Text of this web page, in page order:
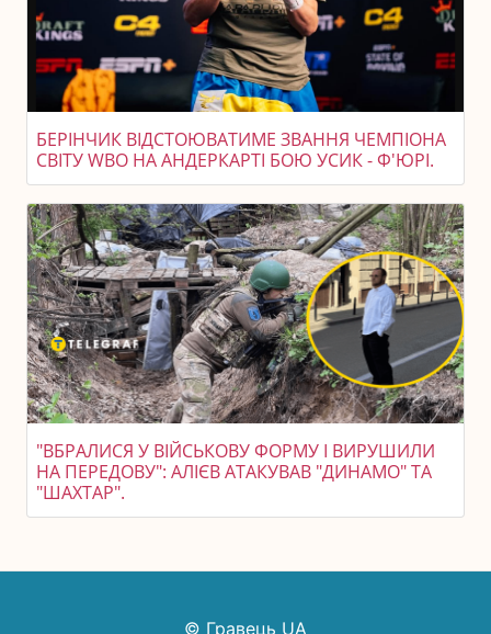
БЕРІНЧИК ВІДСТОЮВАТИМЕ ЗВАННЯ ЧЕМПІОНА
СВІТУ WBO НА АНДЕРКАРТІ БОЮ УСИК - Ф'ЮРІ.
"ВБРАЛИСЯ У ВІЙСЬКОВУ ФОРМУ І ВИРУШИЛИ
НА ПЕРЕДОВУ": АЛІЄВ АТАКУВАВ "ДИНАМО" ТА
"ШАХТАР".
© Гравець UA